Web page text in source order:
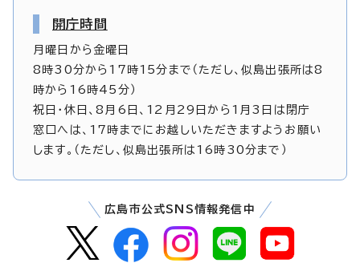
開庁時間
月曜日から金曜日
8時30分から17時15分まで（ただし、似島出張所は8
時から16時45分）
祝日・休日、8月6日、12月29日から1月3日は閉庁
窓口へは、17時までにお越しいただきますようお願い
します。（ただし、似島出張所は16時30分まで）
広島市公式SNS情報発信中